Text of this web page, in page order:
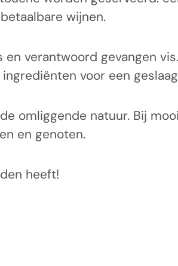
wijnen.
verantwoord gevangen
voor een
omliggende natuur. Bij
en genoten.
heeft!